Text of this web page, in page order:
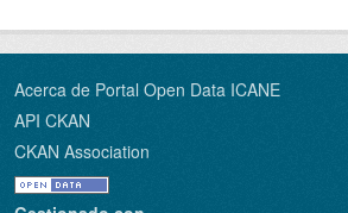
Acerca de Portal Open Data ICANE
API CKAN
CKAN Association